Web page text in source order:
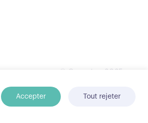
© Conecteo 2025
Accepter Tout rejeter